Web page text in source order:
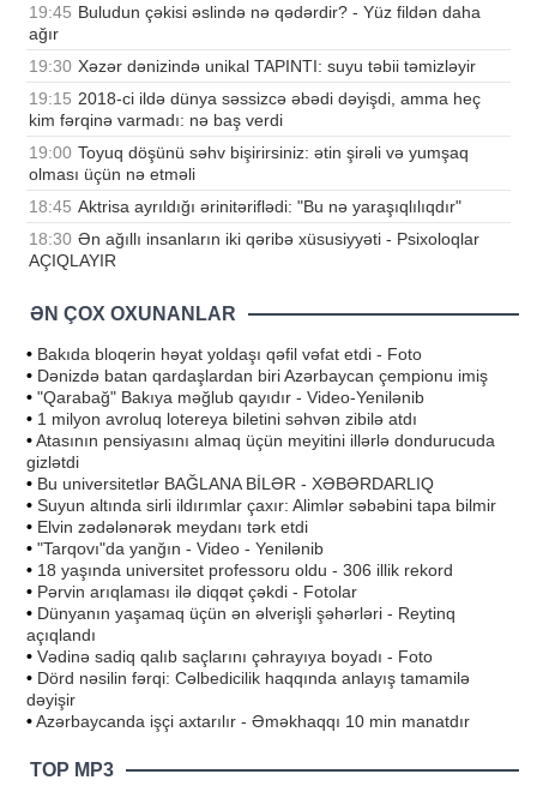
19:45 Buludun çəkisi əslində nə qədərdir? - Yüz fildən daha
ağır
19:30 Xəzər dənizində unikal TAPINTI: suyu təbii təmizləyir
19:15 2018-ci ildə dünya səssizcə əbədi dəyişdi, amma heç
kim fərqinə varmadı: nə baş verdi
19:00 Toyuq döşünü səhv bişirirsiniz: ətin şirəli və yumşaq
olması üçün nə etməli
18:45 Aktrisa ayrıldığı ərinitəriflədi: "Bu nə yaraşıqlılıqdır"
18:30 Ən ağıllı insanların iki qəribə xüsusiyyəti - Psixoloqlar
AÇIQLAYIR
ƏN ÇOX OXUNANLAR
• Bakıda bloqerin həyat yoldaşı qəfil vəfat etdi - Foto
• Dənizdə batan qardaşlardan biri Azərbaycan çempionu imiş
• "Qarabağ" Bakıya məğlub qayıdır - Video-Yenilənib
• 1 milyon avroluq lotereya biletini səhvən zibilə atdı
•Atasının pensiyasını almaq üçün meyitini illərlə dondurucuda
gizlətdi
• Bu universitetlər BAĞLANA BİLƏR - XƏBƏRDARLIQ
• Suyun altında sirli ildırımlar çaxır: Alimlər səbəbini tapa bilmir
• Elvin zədələnərək meydanı tərk etdi
• "Tarqovı"da yanğın - Video - Yenilənib
• 18 yaşında universitet professoru oldu - 306 illik rekord
• Pərvin arıqlaması ilə diqqət çəkdi - Fotolar
• Dünyanın yaşamaq üçün ən əlverişli şəhərləri - Reytinq
açıqlandı
• Vədinə sadiq qalıb saçlarını çəhrayıya boyadı - Foto
• Dörd nəsilin fərqi: Cəlbedicilik haqqında anlayış tamamilə
dəyişir
•Azərbaycanda işçi axtarılır - Əməkhaqqı 10 min manatdır
TOP MP3